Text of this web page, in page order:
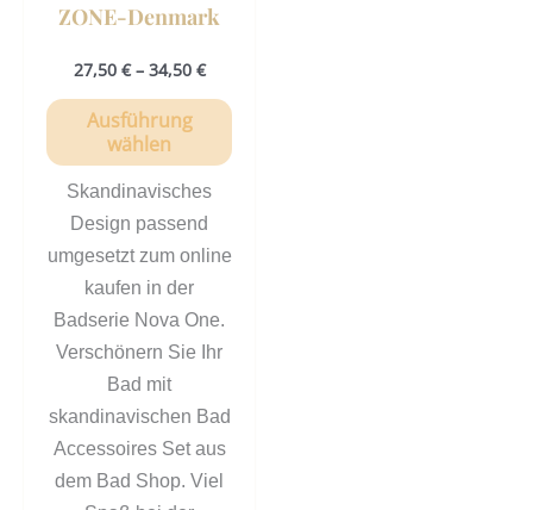
ZONE-Denmark
27,50 €– 34,50 €
Ausführung
wählen
Skandinavisches
Design passend
umgesetzt zum online
kaufen in der
Badserie Nova One.
Verschönern Sie Ihr
Bad mit
skandinavischen Bad
Accessoires Set aus
dem Bad Shop. Viel